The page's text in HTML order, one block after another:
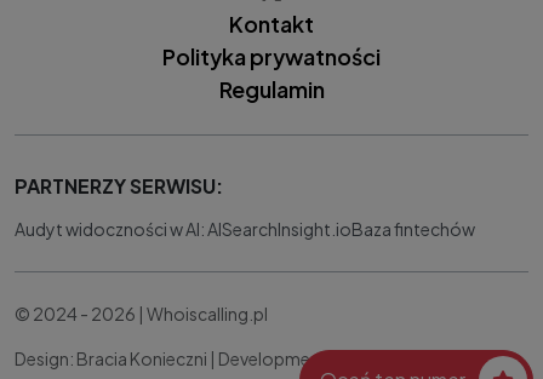
Kontakt
Polityka prywatności
Regulamin
PARTNERZY SERWISU:
Audyt widoczności w AI: AISearchInsight.ioBaza fintechów
© 2024 - 2026 | Whoiscalling.pl
Design: Bracia Konieczni | Development: